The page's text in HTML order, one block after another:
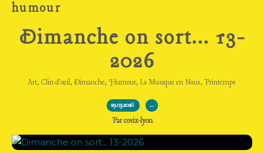
humour
Dimanche on sort... 13-
2026
Art, Clin d'oeil, Dimanche, Humour, La Musique en Nous, Printemps
29.03.2026 …
Par covix-lyon